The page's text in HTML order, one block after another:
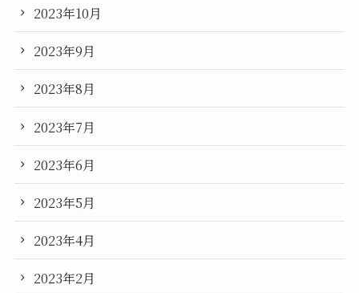
2023年10月
2023年9月
2023年8月
2023年7月
2023年6月
2023年5月
2023年4月
2023年2月